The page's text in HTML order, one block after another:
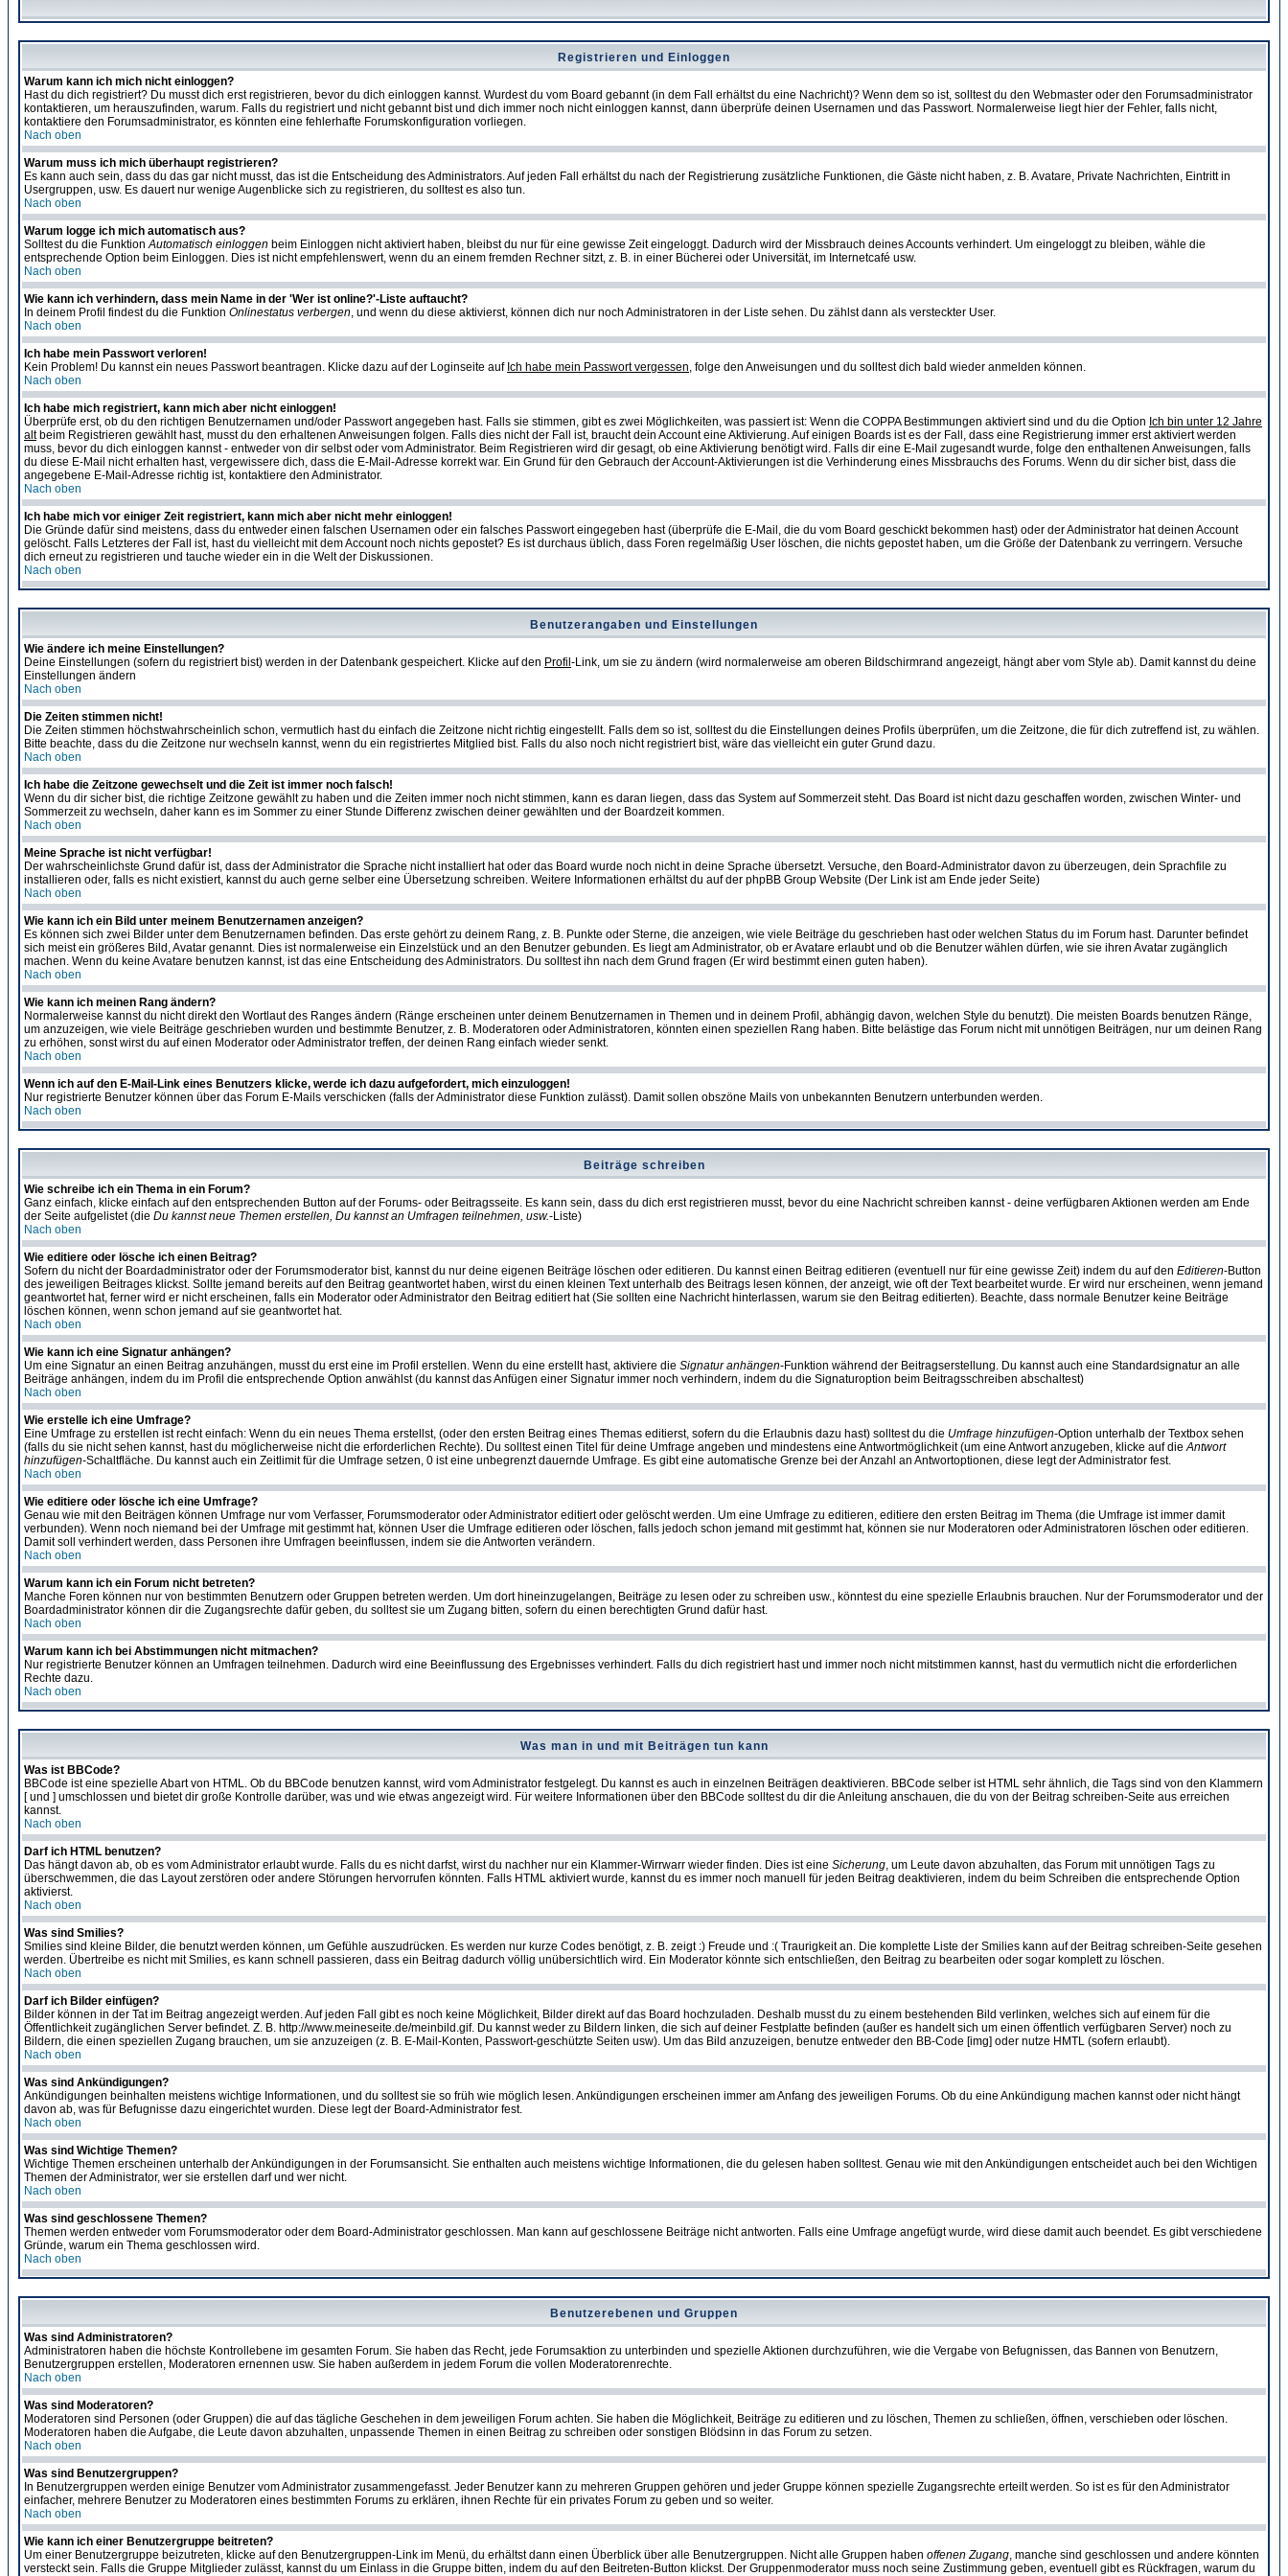
Registrieren und Einloggen
Warum kann ich mich nicht einloggen?
Hast du dich registriert? Du musst dich erst registrieren, bevor du dich einloggen kannst. Wurdest du vom Board gebannt (in dem Fall erhältst du eine Nachricht)? Wenn dem so ist, solltest du den Webmaster oder den Forumsadministrator
kontaktieren, um herauszufinden, warum. Falls du registriert und nicht gebannt bist und dich immer noch nicht einloggen kannst, dann überprüfe deinen Usernamen und das Passwort. Normalerweise liegt hier der Fehler, falls nicht,
kontaktiere den Forumsadministrator, es könnten eine fehlerhafte Forumskonfiguration vorliegen.
Nach oben
Warum muss ich mich überhaupt registrieren?
Es kann auch sein, dass du das gar nicht musst, das ist die Entscheidung des Administrators. Auf jeden Fall erhältst du nach der Registrierung zusätzliche Funktionen, die Gäste nicht haben, z. B. Avatare, Private Nachrichten, Eintritt in
Usergruppen, usw. Es dauert nur wenige Augenblicke sich zu registrieren, du solltest es also tun.
Nach oben
Warum logge ich mich automatisch aus?
Solltest du die FunktionAutomatisch einloggen beim Einloggen nicht aktiviert haben, bleibst du nur für eine gewisse Zeit eingeloggt. Dadurch wird der Missbrauch deines Accounts verhindert. Um eingeloggt zu bleiben, wähle die
entsprechende Option beim Einloggen. Dies ist nicht empfehlenswert, wenn du an einem fremden Rechner sitzt, z. B. in einer Bücherei oder Universität, im Internetcafé usw.
Nach oben
Wie kann ich verhindern, dass mein Name in der 'Wer ist online?'-Liste auftaucht?
In deinem Profil findest du die Funktion Onlinestatus verbergen, und wenn du diese aktivierst, können dich nur noch Administratoren in der Liste sehen. Du zählst dann als versteckter User.
Nach oben
Ich habe mein Passwort verloren!
Kein Problem! Du kannst ein neues Passwort beantragen. Klicke dazu auf der Loginseite auf Ich habe mein Passwort vergessen, folge den Anweisungen und du solltest dich bald wieder anmelden können.
Nach oben
Ich habe mich registriert, kann mich aber nicht einloggen!
Überprüfe erst, ob du den richtigen Benutzernamen und/oder Passwort angegeben hast. Falls sie stimmen, gibt es zwei Möglichkeiten, was passiert ist: Wenn die COPPA Bestimmungen aktiviert sind und du die Option Ich bin unter 12 Jahre
altbeim Registrieren gewählt hast, musst du den erhaltenen Anweisungen folgen. Falls dies nicht der Fall ist, braucht dein Account eine Aktivierung. Auf einigen Boards ist es der Fall, dass eine Registrierung immer erst aktiviert werden
muss, bevor du dich einloggen kannst - entweder von dir selbst oder vom Administrator. Beim Registrieren wird dir gesagt, ob eine Aktivierung benötigt wird. Falls dir eine E-Mail zugesandt wurde, folge den enthaltenen Anweisungen, falls
du diese E-Mail nicht erhalten hast, vergewissere dich, dass die E-Mail-Adresse korrekt war. Ein Grund für den Gebrauch der Account-Aktivierungen ist die Verhinderung eines Missbrauchs des Forums. Wenn du dir sicher bist, dass die
angegebene E-Mail-Adresse richtig ist, kontaktiere den Administrator.
Nach oben
Ich habe mich vor einiger Zeit registriert, kann mich aber nicht mehr einloggen!
Die Gründe dafür sind meistens, dass du entweder einen falschen Usernamen oder ein falsches Passwort eingegeben hast (überprüfe die E-Mail, die du vom Board geschickt bekommen hast) oder der Administrator hat deinen Account
gelöscht. Falls Letzteres der Fall ist, hast du vielleicht mit dem Account noch nichts gepostet? Es ist durchaus üblich, dass Foren regelmäßig User löschen, die nichts gepostet haben, um die Größe der Datenbank zu verringern. Versuche
dich erneut zu registrieren und tauche wieder ein in die Welt der Diskussionen.
Nach oben
Benutzerangaben und Einstellungen
Wie ändere ich meine Einstellungen?
Deine Einstellungen (sofern du registriert bist) werden in der Datenbank gespeichert. Klicke auf den Profil -Link, um sie zu ändern (wird normalerweise am oberen Bildschirmrand angezeigt, hängt aber vom Style ab). Damit kannst du deine
Einstellungen ändern
Nach oben
Die Zeiten stimmen nicht!
Die Zeiten stimmen höchstwahrscheinlich schon, vermutlich hast du einfach die Zeitzone nicht richtig eingestellt. Falls dem so ist, solltest du die Einstellungen deines Profils überprüfen, um die Zeitzone, die für dich zutreffend ist, zu wählen.
Bitte beachte, dass du die Zeitzone nur wechseln kannst, wenn du ein registriertes Mitglied bist. Falls du also noch nicht registriert bist, wäre das vielleicht ein guter Grund dazu.
Nach oben
Ich habe die Zeitzone gewechselt und die Zeit ist immer noch falsch!
Wenn du dir sicher bist, die richtige Zeitzone gewählt zu haben und die Zeiten immer noch nicht stimmen, kann es daran liegen, dass das System auf Sommerzeit steht. Das Board ist nicht dazu geschaffen worden, zwischen Winter- und
Sommerzeit zu wechseln, daher kann es im Sommer zu einer Stunde Differenz zwischen deiner gewählten und der Boardzeit kommen.
Nach oben
Meine Sprache ist nicht verfügbar!
Der wahrscheinlichste Grund dafür ist, dass der Administrator die Sprache nicht installiert hat oder das Board wurde noch nicht in deine Sprache übersetzt. Versuche, den Board-Administrator davon zu überzeugen, dein Sprachfile zu
installieren oder, falls es nicht existiert, kannst du auch gerne selber eine Übersetzung schreiben. Weitere Informationen erhältst du auf der phpBB Group Website (Der Link ist am Ende jeder Seite)
Nach oben
Wie kann ich ein Bild unter meinem Benutzernamen anzeigen?
Es können sich zwei Bilder unter dem Benutzernamen befinden. Das erste gehört zu deinem Rang, z. B. Punkte oder Sterne, die anzeigen, wie viele Beiträge du geschrieben hast oder welchen Status du im Forum hast. Darunter befindet
sich meist ein größeres Bild, Avatar genannt. Dies ist normalerweise ein Einzelstück und an den Benutzer gebunden. Es liegt am Administrator, ob er Avatare erlaubt und ob die Benutzer wählen dürfen, wie sie ihren Avatar zugänglich
machen. Wenn du keine Avatare benutzen kannst, ist das eine Entscheidung des Administrators. Du solltest ihn nach dem Grund fragen (Er wird bestimmt einen guten haben).
Nach oben
Wie kann ich meinen Rang ändern?
Normalerweise kannst du nicht direkt den Wortlaut des Ranges ändern (Ränge erscheinen unter deinem Benutzernamen in Themen und in deinem Profil, abhängig davon, welchen Style du benutzt). Die meisten Boards benutzen Ränge,
um anzuzeigen, wie viele Beiträge geschrieben wurden und bestimmte Benutzer, z. B. Moderatoren oder Administratoren, könnten einen speziellen Rang haben. Bitte belästige das Forum nicht mit unnötigen Beiträgen, nur um deinen Rang
zu erhöhen, sonst wirst du auf einen Moderator oder Administrator treffen, der deinen Rang einfach wieder senkt.
Nach oben
Wenn ich auf den E-Mail-Link eines Benutzers klicke, werde ich dazu aufgefordert, mich einzuloggen!
Nur registrierte Benutzer können über das Forum E-Mails verschicken (falls der Administrator diese Funktion zulässt). Damit sollen obszöne Mails von unbekannten Benutzern unterbunden werden.
Nach oben
Beiträge schreiben
Wie schreibe ich ein Thema in ein Forum?
Ganz einfach, klicke einfach auf den entsprechenden Button auf der Forums- oder Beitragsseite. Es kann sein, dass du dich erst registrieren musst, bevor du eine Nachricht schreiben kannst - deine verfügbaren Aktionen werden am Ende
der Seite aufgelistet (die Du kannst neue Themen erstellen, Du kannst an Umfragen teilnehmen, usw.-Liste)
Nach oben
Wie editiere oder lösche ich einen Beitrag?
Sofern du nicht der Boardadministrator oder der Forumsmoderator bist, kannst du nur deine eigenen Beiträge löschen oder editieren. Du kannst einen Beitrag editieren (eventuell nur für eine gewisse Zeit) indem du auf den Editieren-Button
des jeweiligen Beitrages klickst. Sollte jemand bereits auf den Beitrag geantwortet haben, wirst du einen kleinen Text unterhalb des Beitrags lesen können, der anzeigt, wie oft der Text bearbeitet wurde. Er wird nur erscheinen, wenn jemand
geantwortet hat, ferner wird er nicht erscheinen, falls ein Moderator oder Administrator den Beitrag editiert hat (Sie sollten eine Nachricht hinterlassen, warum sie den Beitrag editierten). Beachte, dass normale Benutzer keine Beiträge
löschen können, wenn schon jemand auf sie geantwortet hat.
Nach oben
Wie kann ich eine Signatur anhängen?
Um eine Signatur an einen Beitrag anzuhängen, musst du erst eine im Profil erstellen. Wenn du eine erstellt hast, aktiviere die Signatur anhängen-Funktion während der Beitragserstellung. Du kannst auch eine Standardsignatur an alle
Beiträge anhängen, indem du im Profil die entsprechende Option anwählst (du kannst das Anfügen einer Signatur immer noch verhindern, indem du die Signaturoption beim Beitragsschreiben abschaltest)
Nach oben
Wie erstelle ich eine Umfrage?
Eine Umfrage zu erstellen ist recht einfach: Wenn du ein neues Thema erstellst, (oder den ersten Beitrag eines Themas editierst, sofern du die Erlaubnis dazu hast) solltest du die Umfrage hinzufügen-Option unterhalb der Textbox sehen
(falls du sie nicht sehen kannst, hast du möglicherweise nicht die erforderlichen Rechte). Du solltest einen Titel für deine Umfrage angeben und mindestens eine Antwortmöglichkeit (um eine Antwort anzugeben, klicke auf dieAntwort
hinzufügen-Schaltfläche. Du kannst auch ein Zeitlimit für die Umfrage setzen, 0 ist eine unbegrenzt dauernde Umfrage. Es gibt eine automatische Grenze bei der Anzahl an Antwortoptionen, diese legt der Administrator fest.
Nach oben
Wie editiere oder lösche ich eine Umfrage?
Genau wie mit den Beiträgen können Umfrage nur vom Verfasser, Forumsmoderator oder Administrator editiert oder gelöscht werden. Um eine Umfrage zu editieren, editiere den ersten Beitrag im Thema (die Umfrage ist immer damit
verbunden). Wenn noch niemand bei der Umfrage mit gestimmt hat, können User die Umfrage editieren oder löschen, falls jedoch schon jemand mit gestimmt hat, können sie nur Moderatoren oder Administratoren löschen oder editieren.
Damit soll verhindert werden, dass Personen ihre Umfragen beeinflussen, indem sie die Antworten verändern.
Nach oben
Warum kann ich ein Forum nicht betreten?
Manche Foren können nur von bestimmten Benutzern oder Gruppen betreten werden. Um dort hineinzugelangen, Beiträge zu lesen oder zu schreiben usw., könntest du eine spezielle Erlaubnis brauchen. Nur der Forumsmoderator und der
Boardadministrator können dir die Zugangsrechte dafür geben, du solltest sie um Zugang bitten, sofern du einen berechtigten Grund dafür hast.
Nach oben
Warum kann ich bei Abstimmungen nicht mitmachen?
Nur registrierte Benutzer können an Umfragen teilnehmen. Dadurch wird eine Beeinflussung des Ergebnisses verhindert. Falls du dich registriert hast und immer noch nicht mitstimmen kannst, hast du vermutlich nicht die erforderlichen
Rechte dazu.
Nach oben
Was man in und mit Beiträgen tun kann
Was ist BBCode?
BBCode ist eine spezielle Abart von HTML. Ob du BBCode benutzen kannst, wird vom Administrator festgelegt. Du kannst es auch in einzelnen Beiträgen deaktivieren. BBCode selber ist HTML sehr ähnlich, die Tags sind von den Klammern
[ und ] umschlossen und bietet dir große Kontrolle darüber, was und wie etwas angezeigt wird. Für weitere Informationen über den BBCode solltest du dir die Anleitung anschauen, die du von der Beitrag schreiben-Seite aus erreichen
kannst.
Nach oben
Darf ich HTML benutzen?
Das hängt davon ab, ob es vom Administrator erlaubt wurde. Falls du es nicht darfst, wirst du nachher nur ein Klammer-Wirrwarr wieder finden. Dies ist eine Sicherung, um Leute davon abzuhalten, das Forum mit unnötigen Tags zu
überschwemmen, die das Layout zerstören oder andere Störungen hervorrufen könnten. Falls HTML aktiviert wurde, kannst du es immer noch manuell für jeden Beitrag deaktivieren, indem du beim Schreiben die entsprechende Option
aktivierst.
Nach oben
Was sind Smilies?
Smilies sind kleine Bilder, die benutzt werden können, um Gefühle auszudrücken. Es werden nur kurze Codes benötigt, z. B. zeigt :) Freude und :( Traurigkeit an. Die komplette Liste der Smilies kann auf der Beitrag schreiben-Seite gesehen
werden. Übertreibe es nicht mit Smilies, es kann schnell passieren, dass ein Beitrag dadurch völlig unübersichtlich wird. Ein Moderator könnte sich entschließen, den Beitrag zu bearbeiten oder sogar komplett zu löschen.
Nach oben
Darf ich Bilder einfügen?
Bilder können in der Tat im Beitrag angezeigt werden. Auf jeden Fall gibt es noch keine Möglichkeit, Bilder direkt auf das Board hochzuladen. Deshalb musst du zu einem bestehenden Bild verlinken, welches sich auf einem für die
Öffentlichkeit zugänglichen Server befindet. Z. B. http://www.meineseite.de/meinbild.gif. Du kannst weder zu Bildern linken, die sich auf deiner Festplatte befinden (außer es handelt sich um einen öffentlich verfügbaren Server) noch zu
Bildern, die einen speziellen Zugang brauchen, um sie anzuzeigen (z. B. E-Mail-Konten, Passwort-geschützte Seiten usw). Um das Bild anzuzeigen, benutze entweder den BB-Code [img] oder nutze HMTL (sofern erlaubt).
Nach oben
Was sind Ankündigungen?
Ankündigungen beinhalten meistens wichtige Informationen, und du solltest sie so früh wie möglich lesen. Ankündigungen erscheinen immer am Anfang des jeweiligen Forums. Ob du eine Ankündigung machen kannst oder nicht hängt
davon ab, was für Befugnisse dazu eingerichtet wurden. Diese legt der Board-Administrator fest.
Nach oben
Was sind Wichtige Themen?
Wichtige Themen erscheinen unterhalb der Ankündigungen in der Forumsansicht. Sie enthalten auch meistens wichtige Informationen, die du gelesen haben solltest. Genau wie mit den Ankündigungen entscheidet auch bei den Wichtigen
Themen der Administrator, wer sie erstellen darf und wer nicht.
Nach oben
Was sind geschlossene Themen?
Themen werden entweder vom Forumsmoderator oder dem Board-Administrator geschlossen. Man kann auf geschlossene Beiträge nicht antworten. Falls eine Umfrage angefügt wurde, wird diese damit auch beendet. Es gibt verschiedene
Gründe, warum ein Thema geschlossen wird.
Nach oben
Benutzerebenen und Gruppen
Was sind Administratoren?
Administratoren haben die höchste Kontrollebene im gesamten Forum. Sie haben das Recht, jede Forumsaktion zu unterbinden und spezielle Aktionen durchzuführen, wie die Vergabe von Befugnissen, das Bannen von Benutzern,
Benutzergruppen erstellen, Moderatoren ernennen usw. Sie haben außerdem in jedem Forum die vollen Moderatorenrechte.
Nach oben
Was sind Moderatoren?
Moderatoren sind Personen (oder Gruppen) die auf das tägliche Geschehen in dem jeweiligen Forum achten. Sie haben die Möglichkeit, Beiträge zu editieren und zu löschen, Themen zu schließen, öffnen, verschieben oder löschen.
Moderatoren haben die Aufgabe, die Leute davon abzuhalten, unpassende Themen in einen Beitrag zu schreiben oder sonstigen Blödsinn in das Forum zu setzen.
Nach oben
Was sind Benutzergruppen?
In Benutzergruppen werden einige Benutzer vom Administrator zusammengefasst. Jeder Benutzer kann zu mehreren Gruppen gehören und jeder Gruppe können spezielle Zugangsrechte erteilt werden. So ist es für den Administrator
einfacher, mehrere Benutzer zu Moderatoren eines bestimmten Forums zu erklären, ihnen Rechte für ein privates Forum zu geben und so weiter.
Nach oben
Wie kann ich einer Benutzergruppe beitreten?
Um einer Benutzergruppe beizutreten, klicke auf den Benutzergruppen-Link im Menü, du erhältst dann einen Überblick über alle Benutzergruppen. Nicht alle Gruppen haben offenen Zugang, manche sind geschlossen und andere könnten
versteckt sein. Falls die Gruppe Mitglieder zulässt, kannst du um Einlass in die Gruppe bitten, indem du auf den Beitreten-Button klickst. Der Gruppenmoderator muss noch seine Zustimmung geben, eventuell gibt es Rückfragen, warum du